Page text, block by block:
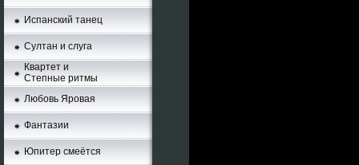
Испанский танец
Султан и слуга
Квартет и
Степные ритмы
Любовь Яровая
Фантазии
Юпитер смеётся